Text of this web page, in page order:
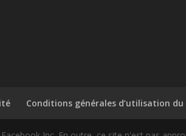
Conditions générales d’utilisation